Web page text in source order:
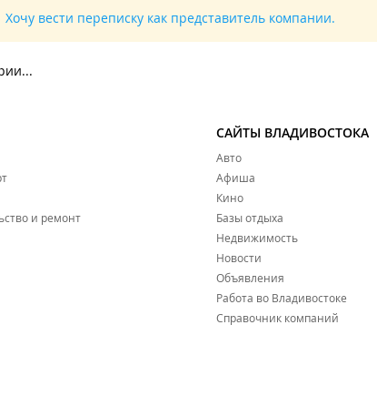
Хочу вести переписку как представитель компании.
и ремонт
САЙТЫ ВЛАДИВОСТОКА
Авто
Афиша
Кино
Базы отдыха
Недвижимость
Новости
Объявления
Работа во Владивостоке
Справочник компаний